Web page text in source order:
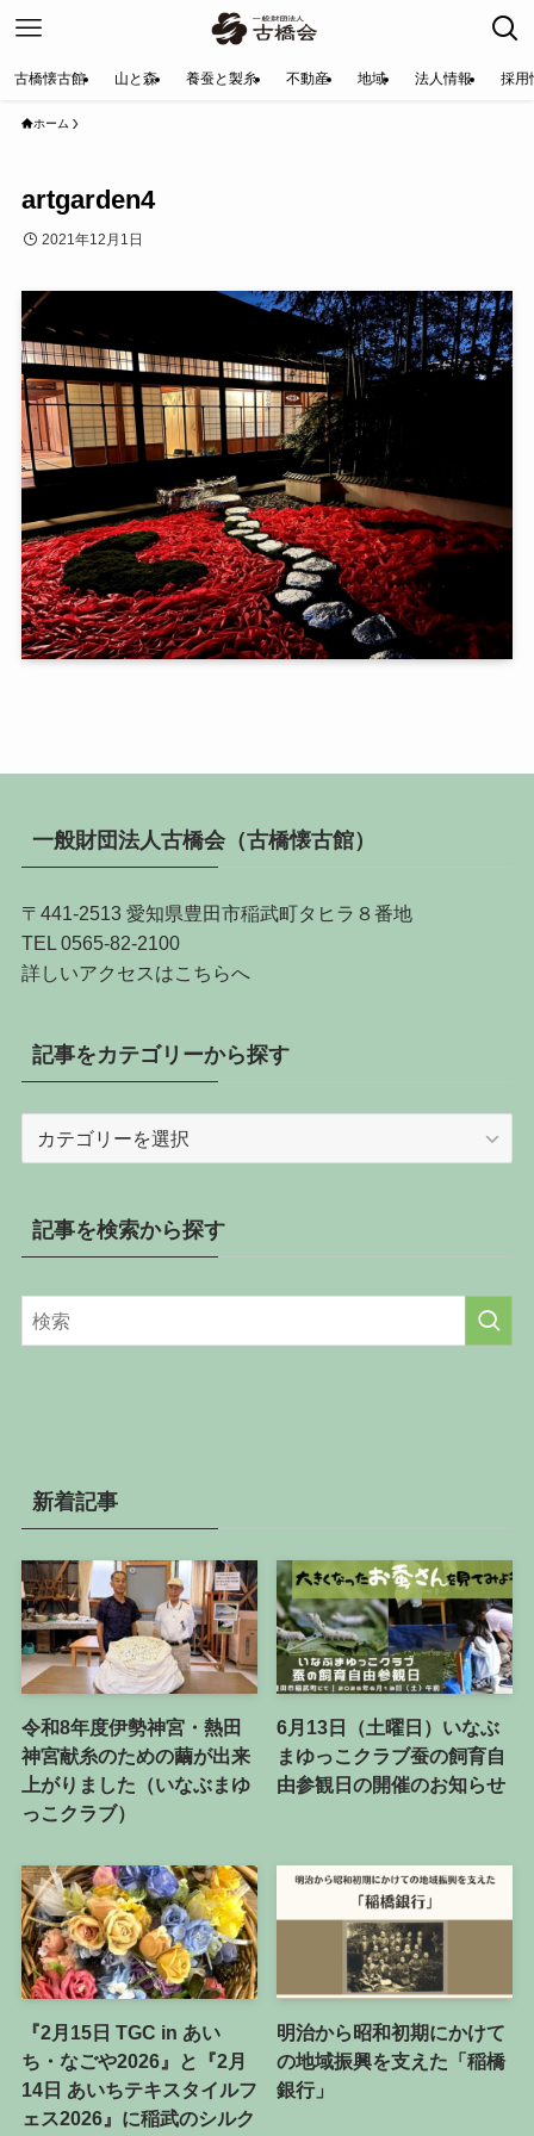
古橋懐古館 山と森 養蚕と製糸 不動産 地域 法人情報 採用
ホーム
artgarden4
2021年12月1日
一般財団法人古橋会（古橋懐古館）
〒441-2513 愛知県豊田市稲武町タヒラ８番地
TEL 0565-82-2100
詳しいアクセスはこちらへ
記事をカテゴリーから探す
カ
テ
ー
記事を検索から探す
新着記事
令和8年度伊勢神宮・熱田
神宮献糸のための繭が出来
上がりました（いなぶまゆ
っこクラブ）
6月13日（土曜日）いなぶ
まゆっこクラブ蚕の飼育自
由参観日の開催のお知らせ
『2月15日 TGC in あい
ち・なごや2026』と『2月
14日 あいちテキスタイルフ
ェス2026』に稲武のシルク
明治から昭和初期にかけて
の地域振興を支えた「稲橋
銀行」